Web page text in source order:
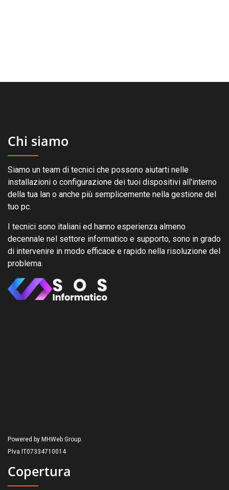
Chi siamo
Siamo un team di tecnici che possono aiutarti nelle
installazioni o configurazione dei tuoi dispositivi all'interno
della tua lan o anche più semplicemente nella gestione del
tuo pc.
I tecnici sono italiani ed hanno esperienza almeno
decennale nel settore informatico e supporto, sono in grado
di intervenire in modo efficace e rapido nella risoluzione del
problema.
Powered by MHWeb Group.
P.Iva IT07334710014
Copertura